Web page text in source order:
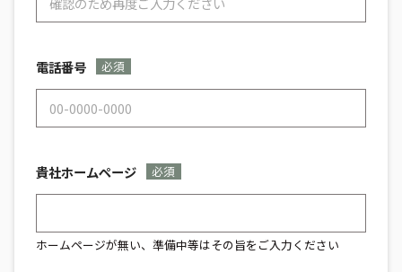
メールアドレ
電話番号 必須
貴社ホームページ
必須
ホームページが無い、準備中等はその旨をご入力ください